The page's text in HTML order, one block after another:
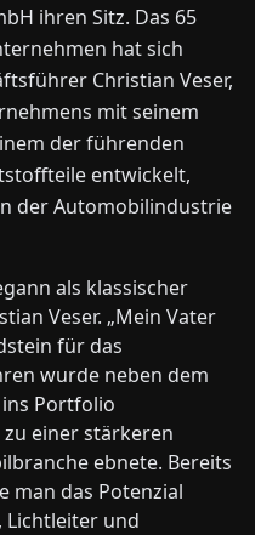
ihren Sitz. Das 65
hat sich
Christian Veser,
mit seinem
der führenden
entwickelt,
der Automobilindustrie
als klassischer
Veser. „Mein Vater
für das
wurde neben dem
Portfolio
einer stärkeren
ebnete. Bereits
man das Potenzial
Lichtleiter und